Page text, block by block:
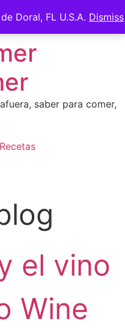
Doral, FL U.S.A. Dismiss
-
saber para comer,
Recetas
el vino
Wine